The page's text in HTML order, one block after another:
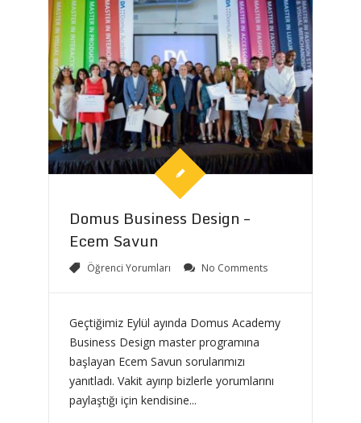
Domus Business Design –
Ecem Savun
Öğrenci Yorumları No Comments
Geçtiğimiz Eylül ayında Domus Academy
Business Design master programına
başlayan Ecem Savun sorularımızı
yanıtladı. Vakit ayırıp bizlerle yorumlarını
paylaştığı için kendisine...